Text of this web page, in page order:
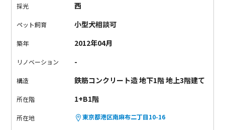
採光 西
ペット飼育 小型犬相談可
築年 2012年04月
リノベーション -
構造 鉄筋コンクリート造 地下1階 地上3階建て
所在階 1+B1階
所在地 東京都港区南麻布二丁目10-16